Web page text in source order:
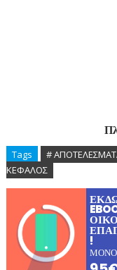
Tags
#
ΚΕΦΑΛΟΣ